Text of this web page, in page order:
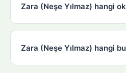
Zara (Neşe Yılmaz) hangi
Zara (Neşe Yılmaz) hangi